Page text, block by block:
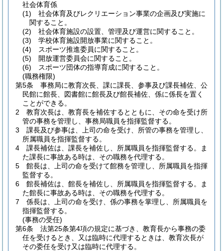
社会体育係
(1) 社会体育及びレクリエーション事業の企画及び実施に
関すること。
(2) 社会体育施設の設置、管理及び運営に関すること。
(3) 学校体育施設開放事業に関すること。
(4) スポーツ推進委員に関すること。
(5) 開放運営委員会に関すること。
(6) スポーツ団体の指導育成に関すること。
(職務権限)
第5条
事務局に教育次長、課に課長、参事及び課長補佐、公
民館に館長、図書館に館長及び館長補佐、係に係長を置く
ことができる。
2
教育次長は、教育長を補佐するとともに、その命を受け所
管の事務を管理し、事務局職員を指揮監督する。
3
課長及び参事は、上司の命を受け、所管の事務を管理し、
所属職員を指揮監督する。
4
課長補佐は、課長を補佐し、所属職員を指揮監督する。
ま
た課長に事故ある時は、その職務を代理する。
5
館長は、上司の命を受けて館務を管理し、所属職員を指揮
監督する。
6
館長補佐は、館長を補佐し、所属職員を指揮監督する。
ま
た館長に事故ある時は、その職務を代理する。
7
係長は、上司の命を受け、係の事務を掌理し、所属職員を
指揮監督する。
(事務の受任)
第6条
法第25条第4項の規定に基づき、教育長から事務の委
任を受けるとき、又は臨時に代理するときは、教育次長が
その委任を受け又は臨時に代理する。